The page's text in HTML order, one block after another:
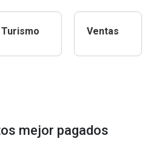
Turismo Ventas
mejor pagados